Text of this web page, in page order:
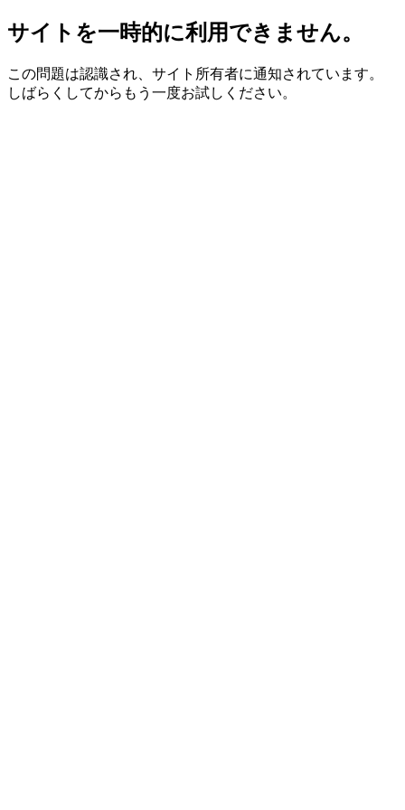
サイトを一時的に利用できません。
この問題は認識され、サイト所有者に通知されています。
しばらくしてからもう一度お試しください。